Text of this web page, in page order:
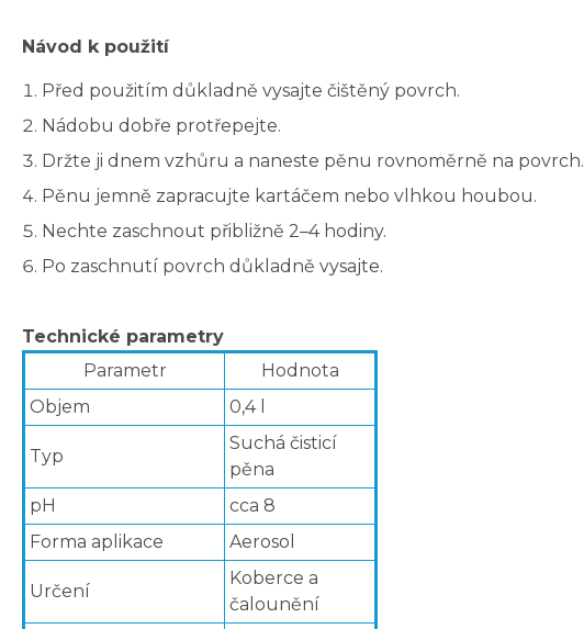
Návod k použití
Před použitím důkladně vysajte čištěný povrch.
Nádobu dobře protřepejte.
Držte ji dnem vzhůru a naneste pěnu rovnoměrně na povrch.
Pěnu jemně zapracujte kartáčem nebo vlhkou houbou.
Nechte zaschnout přibližně 2–4 hodiny.
Po zaschnutí povrch důkladně vysajte.
Technické parametry
Parametr
Hodnota
Objem
0,4 l
Typ
Suchá čisticí
pěna
pH
cca 8
Forma aplikace
Aerosol
Určení
Koberce a
čalounění